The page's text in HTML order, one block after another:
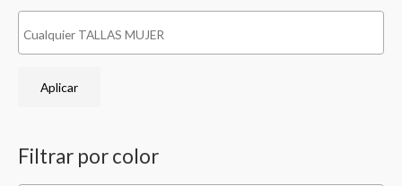
ii
Aplicar
Filtrar por color